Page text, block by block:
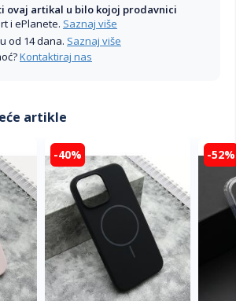
ovaj artikal u bilo kojoj prodavnici
i ePlanete. Saznaj više
od 14 dana. Saznaj više
Kontaktiraj nas
artikle
-40% -52%